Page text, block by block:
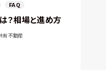
FAQ
？相場と進め方
有不動産